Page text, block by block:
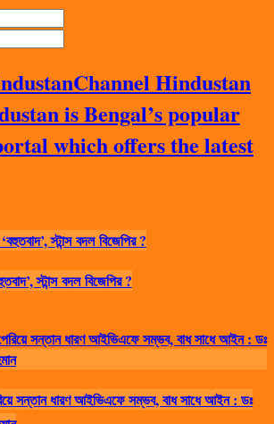
Channel Hindustan
is Bengal’s popular
which offers the latest
স্টান্স বদল বিজেপির ?
সন্তান ধারণ আইভিএফে সম্ভব, বাধ সাধে আইন : ডঃ